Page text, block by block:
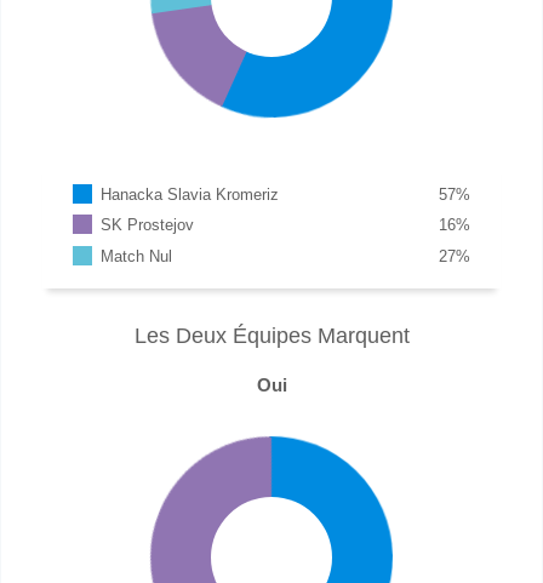
Hanacka Slavia Kromeriz %
57
SK Prostejov
%
16
Match Nul
%
27
Les Deux Équipes Marquent
Oui